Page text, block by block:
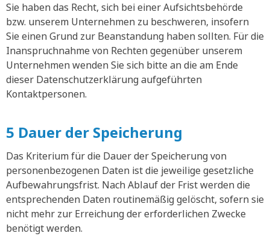
Sie haben das Recht, sich bei einer Aufsichtsbehörde
bzw. unserem Unternehmen zu beschweren, insofern
Sie einen Grund zur Beanstandung haben sollten. Für die
Inanspruchnahme von Rechten gegenüber unserem
Unternehmen wenden Sie sich bitte an die am Ende
dieser Datenschutzerklärung aufgeführten
Kontaktpersonen.
5 Dauer der Speicherung
Das Kriterium für die Dauer der Speicherung von
personenbezogenen Daten ist die jeweilige gesetzliche
Aufbewahrungsfrist. Nach Ablauf der Frist werden die
entsprechenden Daten routinemäßig gelöscht, sofern sie
nicht mehr zur Erreichung der erforderlichen Zwecke
benötigt werden.